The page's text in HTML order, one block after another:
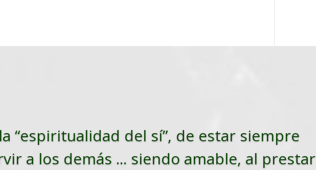
“espiritualidad del sí”, de estar siempre
a los demás ... siendo amable, al prestar